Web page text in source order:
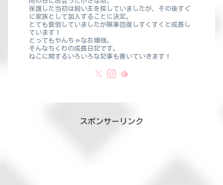
保護した当初は飼い主を探していましたが、その後すぐ
に家族として加入することに決定。
とても衰弱していましたが無事回復しすくすくと成長し
ています！
とってもやんちゃなお嬢様。
そんなちくわの成長日記です。
ねこに関するいろいろな記事も書いていきます！
スポンサーリンク